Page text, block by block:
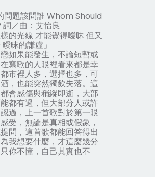
問題該問誰 Whom Should
詞／曲：艾怡良
樣的光線 才能覺得曖昧 但又
昧的謙虛」
果能發生，不論短暫或
寫歌的人眼裡看來都是幸
市裡人多，選擇也多，可
，也能突然獨飲失落。這
會感傷與稍縱即逝，大部
都有過，但大部分人或許
過，上一首歌對於第一眼
受，無論是真相或假象，
問，這首歌都能回答得出
我想要什麼，才這麼幾分
你不懂，自己其實也不